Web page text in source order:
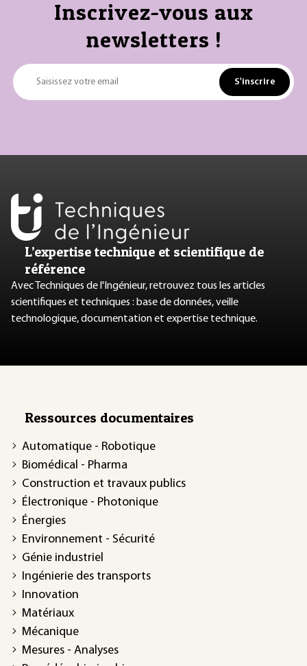
Inscrivez-vous aux
newsletters !
Saisissez votre email S'inscrire
L’expertise technique et scientifique de
référence
Avec Techniques de l'Ingénieur, retrouvez tous les articles
scientifiques et techniques : base de données, veille
technologique, documentation et expertise technique.
Ressources documentaires
Automatique - Robotique
Biomédical - Pharma
Construction et travaux publics
Électronique - Photonique
Énergies
Environnement - Sécurité
Génie industriel
Ingénierie des transports
Innovation
Matériaux
Mécanique
Mesures - Analyses